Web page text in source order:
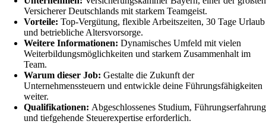
Versicherer Deutschlands mit starkem Teamgeist.
Vorteile: Top-Vergütung, flexible Arbeitszeiten, 30 Tage Urlaub
und betriebliche Altersvorsorge.
Weitere Informationen: Dynamisches Umfeld mit vielen
Weiterbildungsmöglichkeiten und starkem Zusammenhalt im
Team.
Warum dieser Job: Gestalte die Zukunft der
Unternehmenssteuern und entwickle deine Führungsfähigkeiten
weiter.
Qualifikationen: Abgeschlossenes Studium, Führungserfahrung
und tiefgehende Steuerexpertise erforderlich.